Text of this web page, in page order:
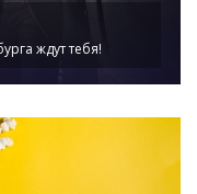
ждут тебя!